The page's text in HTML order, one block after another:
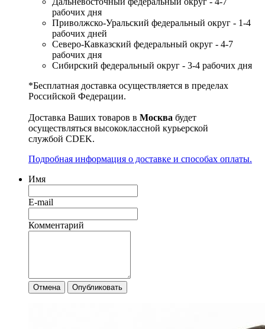
рабочих дня
Приволжско-Уральский федеральный округ - 1-4
рабочих дней
Северо-Кавказский федеральный округ - 4-7
рабочих дня
Сибирский федеральный округ - 3-4 рабочих дня
*Бесплатная доставка осуществляется в пределах
Российской Федерации.
Доставка Ваших товаров в Москва будет
осуществляться высококлассной курьерской
службой CDEK.
Подробная информация о доставке и способах оплаты.
Имя
E-mail
Комментарий
Отмена Опубликовать